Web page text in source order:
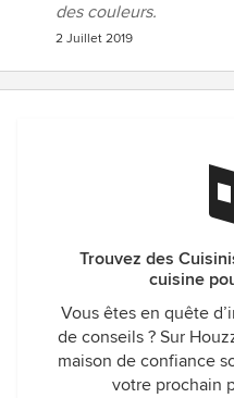
des couleurs.
2 Juillet 2019
Trouvez des
cuisine
Vous êtes en quête
de conseils ? Sur
maison de confiance
votre prochain